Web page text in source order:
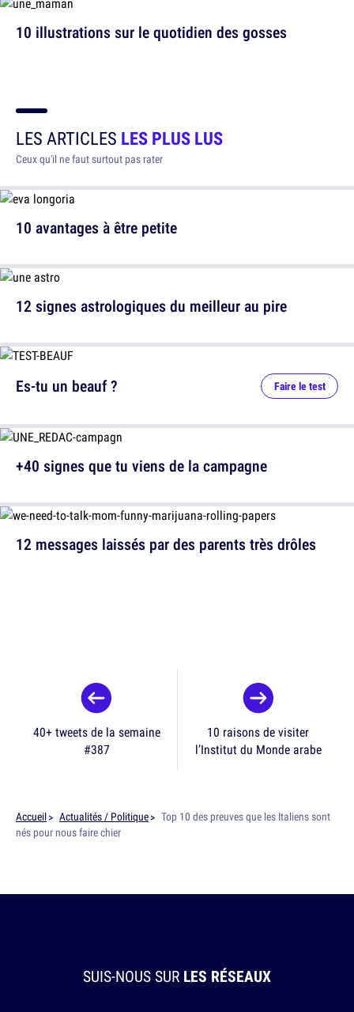
10 illustrations sur le quotidien des gosses
LES ARTICLES LES PLUS LUS
Ceux qu'il ne faut surtout pas rater
10 avantages à être petite
12 signes astrologiques du meilleur au pire
12 messages laissés par des parents très drôles
Es-tu un beauf ? Faire le test
+40 signes que tu viens de la campagne
40+ tweets de la semaine
#387
10 raisons de visiter
l’Institut du Monde arabe
Accueil Actualités / Politique
Top 10 des preuves que les Italiens sont
nés pour nous faire chier
SUIS-NOUS SUR LES RÉSEAUX